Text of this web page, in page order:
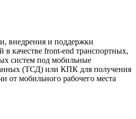
внедрения и поддержки
качестве front-end транспортных,
систем под мобильные
(ТСД) или КПК для получения
от мобильного рабочего места